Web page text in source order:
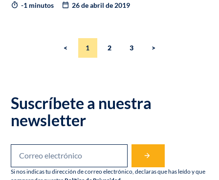
-1 minutos 26 de abril de 2019
< 1 2 3 >
Suscríbete a nuestra
newsletter
Si nos indicas tu dirección de correo electrónico, declaras que has leído y que